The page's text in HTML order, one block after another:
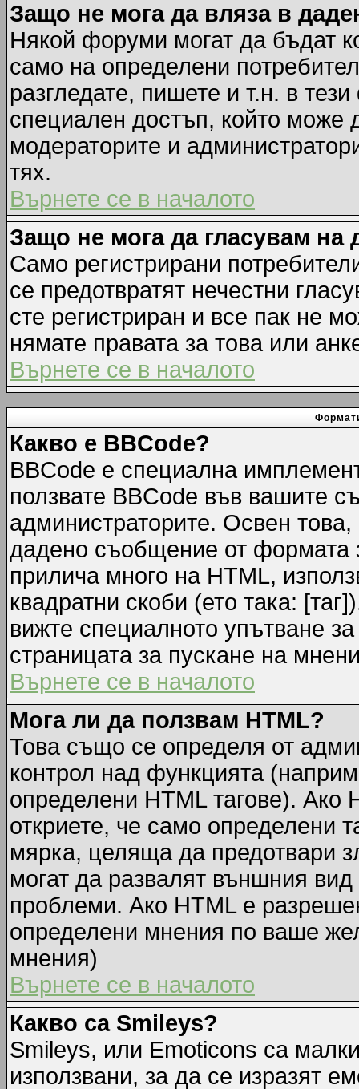
Защо не мога да вляза в
Някой форуми могат да бъдат
само на определени
разгледате, пишете и т.н. в
специален достъп, който може
модераторите и
тях.
Върнете се в началото
Защо не мога да гласувам на
Само регистрирани
се предотвратят нечестни
сте регистриран и все пак не
нямате правата за това или
Върнете се в началото
Какво е BBCode?
BBCode е специална
ползвате BBCode във вашите
администраторите. Освен
дадено съобщение от формата
прилича много на HTML,
квадратни скоби (ето така:
вижте специалното упътване
страницата за пускане на
Върнете се в началото
Мога ли да ползвам HTML?
Това също се определя от
контрол над функцията
определени HTML тагове).
откриете, че само определени
мярка, целяща да предотвари
могат да развалят външния
проблеми. Ако HTML е
определени мнения по ваше
мнения)
Върнете се в началото
Какво са Smileys?
Smileys, или Emoticons са
използвани, за да се изразят